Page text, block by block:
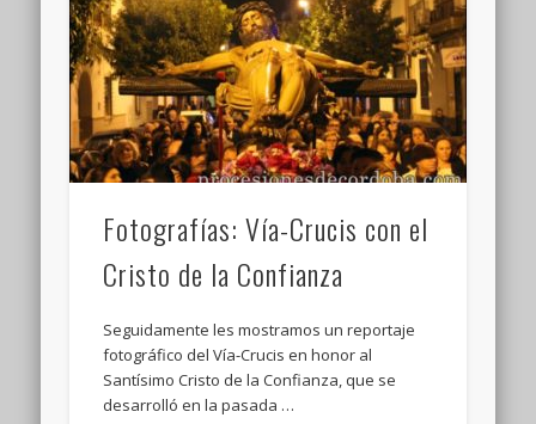
Fotografías: Vía-Crucis con el
Cristo de la Confianza
Seguidamente les mostramos un reportaje
fotográfico del Vía-Crucis en honor al
Santísimo Cristo de la Confianza, que se
desarrolló en la pasada …